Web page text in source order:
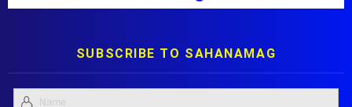
SUBSCRIBE TO SAHANAMAG